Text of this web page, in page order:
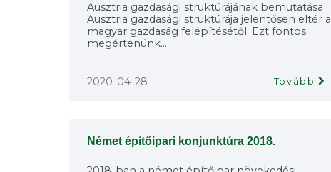
Ausztria gazdasági struktúrájának bemutatása
Ausztria gazdasági struktúrája jelentősen eltér a
magyar gazdaság felépítésétől. Ezt fontos
megértenünk...
2020-04-28 Tovább
Német építőipari konjunktúra 2018.